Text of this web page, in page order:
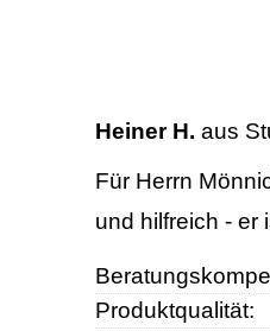
Heiner H. aus
Für Herrn
und hilfreich - er
Produktqualität: